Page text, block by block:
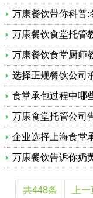
万康餐饮带你科普:
万康餐饮食堂托管
万康餐饮食堂厨师
选择正规餐饮公司
食堂承包过程中哪
万康食堂托管公司
企业选择上海食堂
万康餐饮告诉你奶
共448条 上